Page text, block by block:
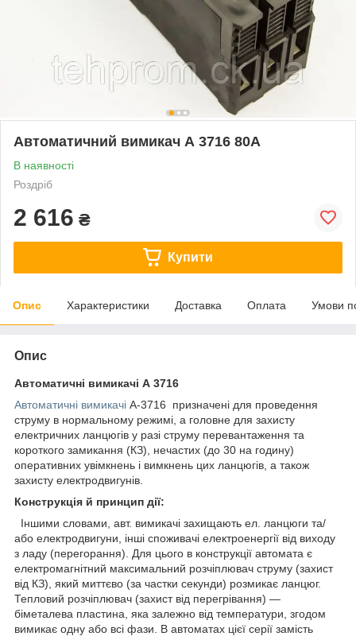
Автоматичний вимикач А 3716 80А
В наявності
Роздріб
2 616 ₴
Купити
Опис Характеристики Доставка Оплата Умови
Опис
Автоматичні вимикачі А 3716
Автоматичні вимикачі А-3716 призначені для проведення
струму в нормальному режимі, а головне для захисту
електричних ланцюгів у разі струму перевантаження та
короткого замикання (КЗ), нечастих (до 30 на годину)
оперативних увімкнень і вимкнень цих ланцюгів, а також
захисту електродвигунів.
Конструкція й принцип дії:
Іншими словами, авт. вимикачі захищають ел. ланцюги та/
або електродвигуни, інші споживачі електроенергії від виходу
з ладу (перегорання). Для цього в конструкції автомата є
електромагнітний максимальний розчіплювач струму (захист
від КЗ), який миттєво (за частки секунди) розмикає ланцюг.
Тепловий розчіплювач (захист від перегрівання) —
біметалева пластина, яка залежно від температури, згодом
вимикає одну або всі фази. В автоматах цієї серії замість